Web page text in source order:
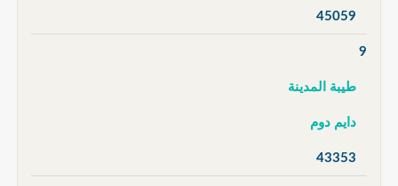
45059
9
طيبة المدينة
دايم دوم
43353